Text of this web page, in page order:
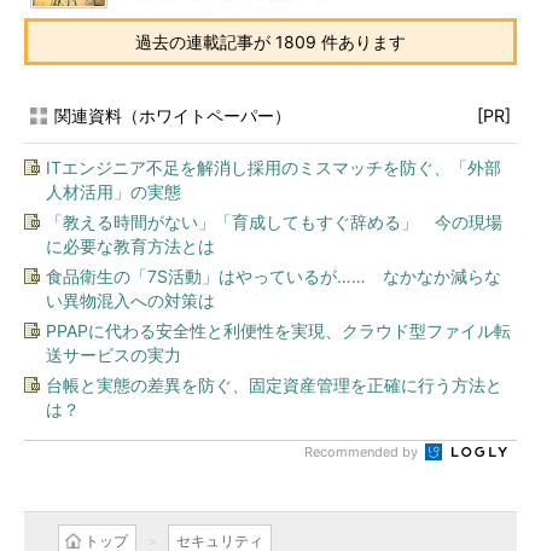
過去の連載記事が 1809 件あります
関連資料（ホワイトペーパー） [PR]
ITエンジニア不足を解消し採用のミスマッチを防ぐ、「外部
人材活用」の実態
「教える時間がない」「育成してもすぐ辞める」 今の現場
に必要な教育方法とは
食品衛生の「7S活動」はやっているが…… なかなか減らな
い異物混入への対策は
PPAPに代わる安全性と利便性を実現、クラウド型ファイル転
送サービスの実力
台帳と実態の差異を防ぐ、固定資産管理を正確に行う方法と
は？
Recommended by
トップ セキュリティ